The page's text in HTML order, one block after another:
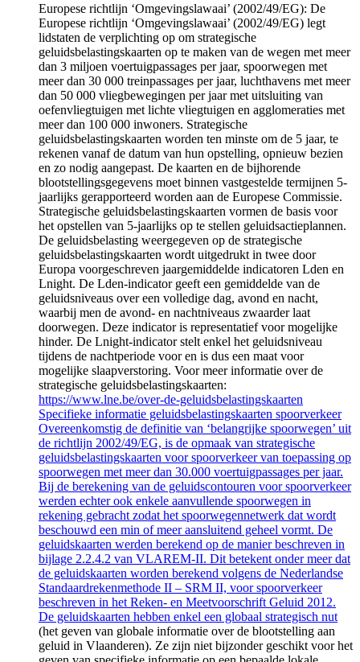
Europese richtlijn ‘Omgevingslawaai’ (2002/49/EG): De
Europese richtlijn ‘Omgevingslawaai’ (2002/49/EG) legt
lidstaten de verplichting op om strategische
geluidsbelastingskaarten op te maken van de wegen met meer
dan 3 miljoen voertuigpassages per jaar, spoorwegen met
meer dan 30 000 treinpassages per jaar, luchthavens met meer
dan 50 000 vliegbewegingen per jaar met uitsluiting van
oefenvliegtuigen met lichte vliegtuigen en agglomeraties met
meer dan 100 000 inwoners. Strategische
geluidsbelastingskaarten worden ten minste om de 5 jaar, te
rekenen vanaf de datum van hun opstelling, opnieuw bezien
en zo nodig aangepast. De kaarten en de bijhorende
blootstellingsgegevens moet binnen vastgestelde termijnen 5-
jaarlijks gerapporteerd worden aan de Europese Commissie.
Strategische geluidsbelastingskaarten vormen de basis voor
het opstellen van 5-jaarlijks op te stellen geluidsactieplannen.
De geluidsbelasting weergegeven op de strategische
geluidsbelastingskaarten wordt uitgedrukt in twee door
Europa voorgeschreven jaargemiddelde indicatoren Lden en
Lnight. De Lden-indicator geeft een gemiddelde van de
geluidsniveaus over een volledige dag, avond en nacht,
waarbij men de avond- en nachtniveaus zwaarder laat
doorwegen. Deze indicator is representatief voor mogelijke
hinder. De Lnight-indicator stelt enkel het geluidsniveau
tijdens de nachtperiode voor en is dus een maat voor
mogelijke slaapverstoring. Voor meer informatie over de
strategische geluidsbelastingskaarten:
https://www.lne.be/over-de-geluidsbelastingskaarten
Specifieke informatie geluidsbelastingskaarten spoorverkeer
Overeenkomstig de definitie van ‘belangrijke spoorwegen’ uit
de richtlijn 2002/49/EG, is de opmaak van strategische
geluidsbelastingskaarten voor spoorverkeer van toepassing op
spoorwegen met meer dan 30.000 voertuigpassages per jaar.
Bij de berekening van de geluidscontouren voor spoorverkeer
werden echter ook enkele aanvullende spoorwegen in
rekening gebracht zodat het spoorwegennetwerk dat wordt
beschouwd een min of meer aansluitend geheel vormt. De
geluidskaarten werden berekend op de manier beschreven in
bijlage 2.2.4.2 van VLAREM-II. Dit betekent onder meer dat
de geluidskaarten worden berekend volgens de Nederlandse
Standaardrekenmethode II – SRM II, voor spoorverkeer
beschreven in het Reken- en Meetvoorschrift Geluid 2012.
De geluidskaarten hebben enkel een globaal strategisch nut
(het geven van globale informatie over de blootstelling aan
geluid in Vlaanderen). Ze zijn niet bijzonder geschikt voor het